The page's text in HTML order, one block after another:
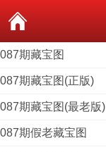
087期藏宝图
087期藏宝图(正版)
087期藏宝图(最老版)
087期假老藏宝图